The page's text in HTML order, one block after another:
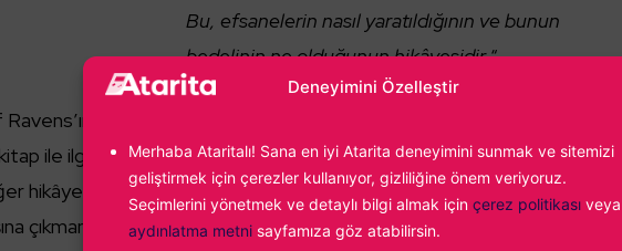
Deneyimini Özelleştir
Merhaba Ataritalı! Sana en iyi Atarita deneyimini sunmak ve sitemizi
geliştirmek için çerezler kullanıyor, gizliliğine önem veriyoruz.
Seçimlerini yönetmek ve detaylı bilgi almak için çerez politikası veya
aydınlatma metni sayfamıza göz atabilirsin.
Bu, efsanelerin nasıl yaratıldığının ve bunun
bedelinin ne olduğunun hikâyesidir.“
kitap ile ilgili internette çeşitli sürprizbozan içeriklere denk
hikâyeyi ilk kez ve sıfırdan tüketmek istiyorsanız, yukarıdaki kısa
çıkmanızı önermiyoruz.